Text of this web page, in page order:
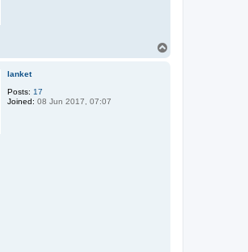
lanket
Posts: 17
Joined: 08 Jun 2017, 07:07